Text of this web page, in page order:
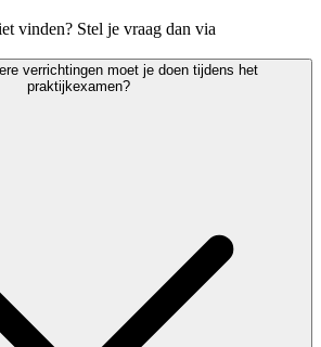
vinden? Stel je vraag dan via
verrichtingen moet je doen tijdens het
praktijkexamen?